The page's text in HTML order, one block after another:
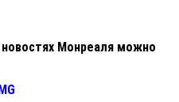
Монреаля можно